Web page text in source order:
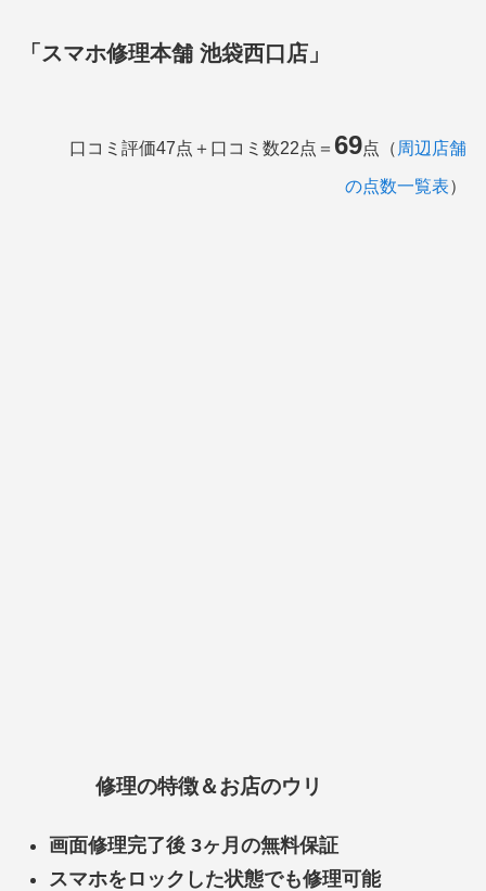
「スマホ修理本舗 池袋西口店」
口コミ評価47点＋口コミ数22点＝ 69点（ 周辺店舗
の点数一覧表）
修理の特徴＆お店のウリ
画面修理完了後 3ヶ月の無料保証
スマホをロックした状態でも修理可能